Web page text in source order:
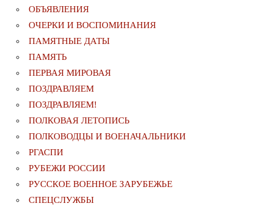
ОБЪЯВЛЕНИЯ
ОЧЕРКИ И ВОСПОМИНАНИЯ
ПАМЯТНЫЕ ДАТЫ
ПАМЯТЬ
ПЕРВАЯ МИРОВАЯ
ПОЗДРАВЛЯЕМ
ПОЗДРАВЛЯЕМ!
ПОЛКОВАЯ ЛЕТОПИСЬ
ПОЛКОВОДЦЫ И ВОЕНАЧАЛЬНИКИ
РГАСПИ
РУБЕЖИ РОССИИ
РУССКОЕ ВОЕННОЕ ЗАРУБЕЖЬЕ
СПЕЦСЛУЖБЫ